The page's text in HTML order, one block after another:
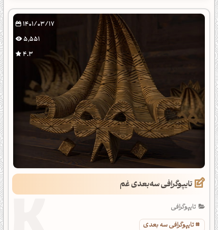
1401/03/17
5,551
4.3
تایپوگرافی سه‌بعدی غم
تایپوگرافی
تایپوگرافی سه بعدی